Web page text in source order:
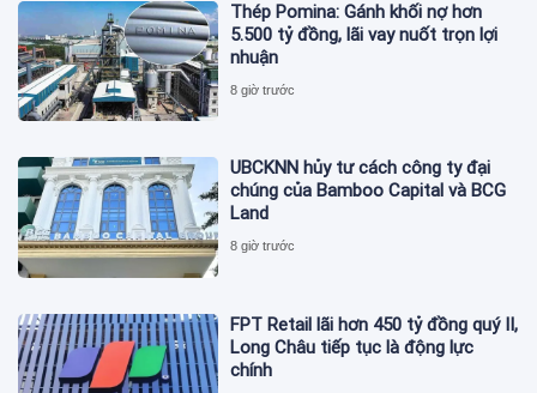
Thép Pomina: Gánh khối nợ hơn
5.500 tỷ đồng, lãi vay nuốt trọn lợi
nhuận
8 giờ trước
UBCKNN hủy tư cách công ty đại
chúng của Bamboo Capital và BCG
Land
8 giờ trước
FPT Retail lãi hơn 450 tỷ đồng quý II,
Long Châu tiếp tục là động lực
chính